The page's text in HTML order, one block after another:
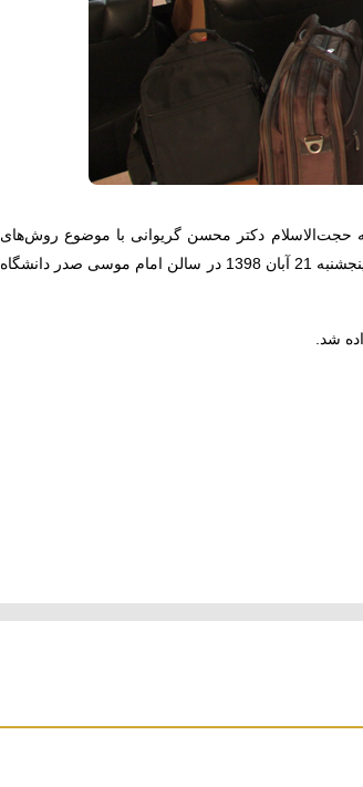
حجت‌الاسلام دکتر محسن گریوانی با موضوع روش‌های
تربیتی توحیدی کودک و تمایز آن با تربیت دینی و علاقه‌مند کردن کودکان به خداوند، با استقبال دانشجویان، روز پنجشنبه 21 آبان 1398 در سالن امام موسی صدر دانشگاه
شد.